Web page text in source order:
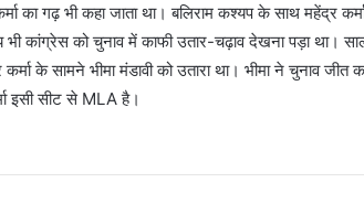
का गढ़ भी कहा जाता था। बलिराम कश्यप के साथ महेंद्र
कांग्रेस को चुनाव में काफी उतार-चढ़ाव देखना पड़ा था।
के सामने भीमा मंडावी को उतारा था। भीमा ने चुनाव
इसी सीट से MLA है।